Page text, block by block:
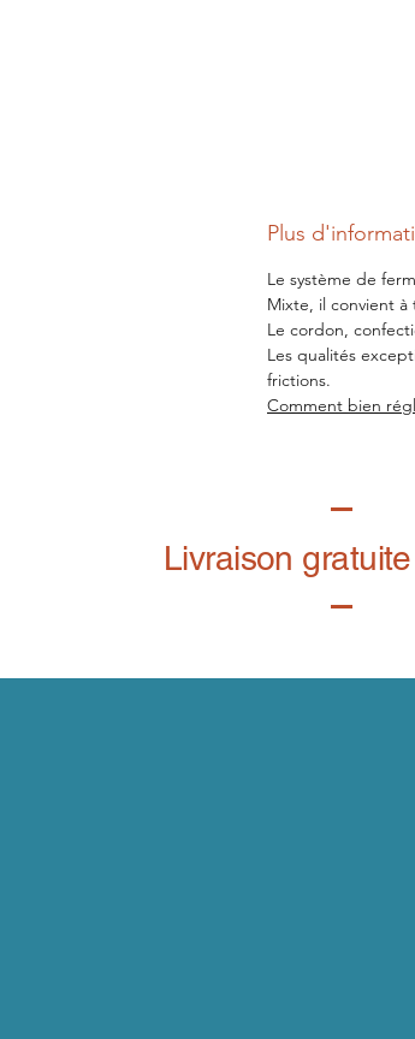
Plus
Le système de
Mixte, il convient
Le cordon,
Les qualités
frictions.
Comment bien
Livraison